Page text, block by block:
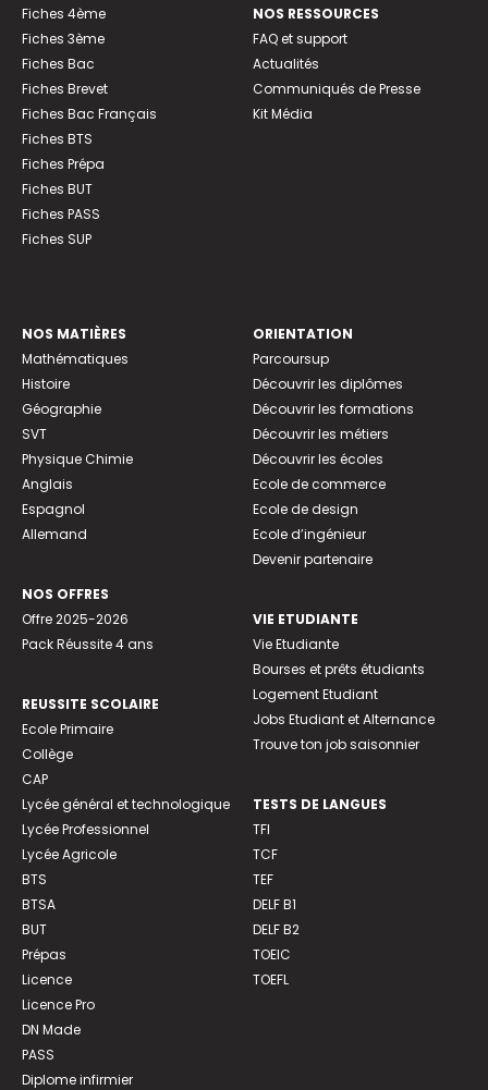
Fiches 4ème
Fiches 3ème
Fiches Bac
Fiches Brevet
Fiches Bac Français
Fiches BTS
Fiches Prépa
Fiches BUT
Fiches PASS
Fiches SUP
NOS RESSOURCES
FAQ et support
Actualités
Communiqués de Presse
Kit Média
NOS MATIÈRES
Mathématiques
Histoire
Géographie
SVT
Physique Chimie
Anglais
Espagnol
Allemand
NOS OFFRES
Offre 2025-2026
Pack Réussite 4 ans
REUSSITE SCOLAIRE
Ecole Primaire
Collège
CAP
Lycée général et technologique
Lycée Professionnel
Lycée Agricole
BTS
BTSA
BUT
Prépas
Licence
Licence Pro
DN Made
PASS
Diplome infirmier
ORIENTATION
Parcoursup
Découvrir les diplômes
Découvrir les formations
Découvrir les métiers
Découvrir les écoles
Ecole de commerce
Ecole de design
Ecole d’ingénieur
Devenir partenaire
VIE ETUDIANTE
Vie Etudiante
Bourses et prêts étudiants
Logement Etudiant
Jobs Etudiant et Alternance
Trouve ton job saisonnier
TESTS DE LANGUES
TFI
TCF
TEF
DELF B1
DELF B2
TOEIC
TOEFL